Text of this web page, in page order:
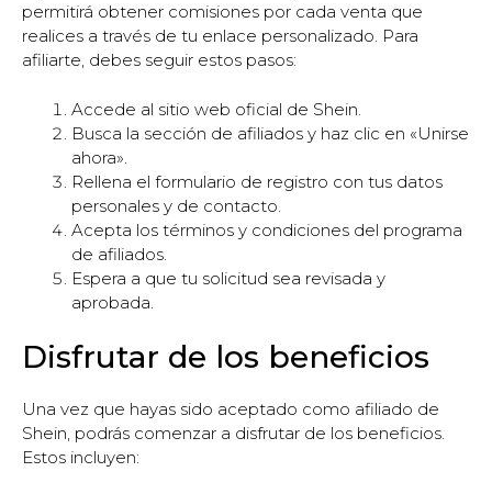
permitirá obtener comisiones por cada venta que
realices a través de tu enlace personalizado. Para
afiliarte, debes seguir estos pasos:
Accede al sitio web oficial de Shein.
Busca la sección de afiliados y haz clic en «Unirse
ahora».
Rellena el formulario de registro con tus datos
personales y de contacto.
Acepta los términos y condiciones del programa
de afiliados.
Espera a que tu solicitud sea revisada y
aprobada.
Disfrutar de los beneficios
Una vez que hayas sido aceptado como afiliado de
Shein, podrás comenzar a disfrutar de los beneficios.
Estos incluyen: